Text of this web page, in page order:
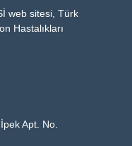
web sitesi, Türk
Hastalıkları
Apt. No.